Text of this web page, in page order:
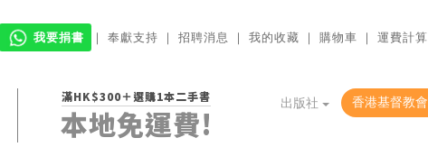
我要捐書 ｜ 奉獻支持 ｜ 招聘消息 ｜ 我的收藏 ｜ 購物車 ｜ 運費計算
滿HK$300＋選購1本二手書
本地免運費!
出版社